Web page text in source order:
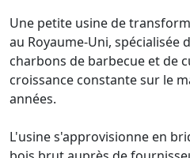
Une petite usine de
au Royaume-Uni, spécialisée
charbons de barbecue et de
croissance constante sur le
années.
L'usine s'approvisionne en